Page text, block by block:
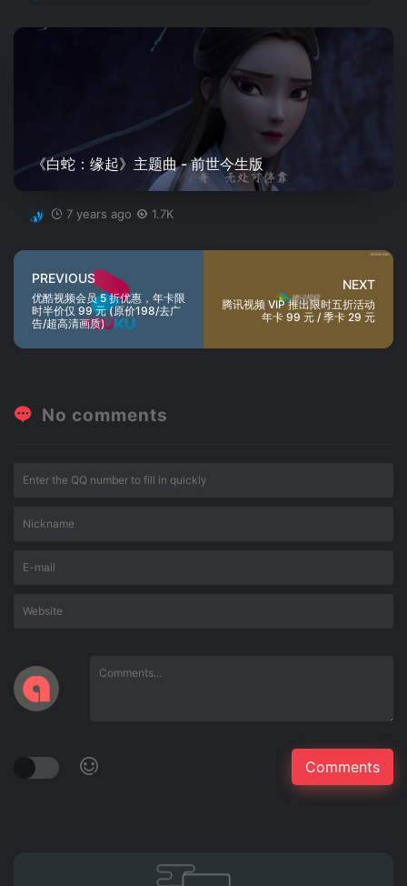
《白蛇：缘起》主题曲 - 前世今生版
7 years ago 1.7K
PREVIOUS
优酷视频会员 5 折优惠，年卡限
时半价仅 99 元 (原价198/去广
告/超高清画质)
NEXT
腾讯视频 VIP 推出限时五折活动
年卡 99 元 / 季卡 29 元
No comments